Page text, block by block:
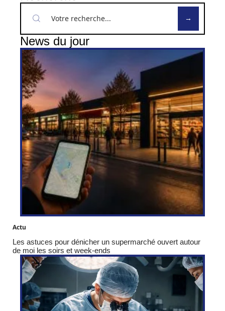
News du jour
Actu
Les astuces pour dénicher un supermarché ouvert autour
de moi les soirs et week-ends